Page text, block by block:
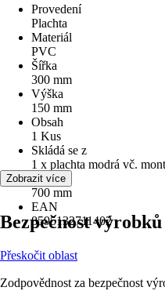
Provedení
Plachta
Materiál
PVC
Šířka
300 mm
Výška
150 mm
Obsah
1 Kus
Skládá se z
1 x plachta modrá vč.
Délka
700 mm
EAN
8595132711402
Zobrazit více
Bezpečnost výrobků
Přeskočit oblast
Zodpovědnost za bezpečnost